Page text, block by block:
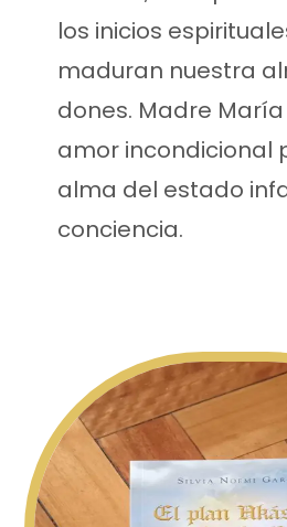
los inicios
maduran nuestra
dones. Madre
amor incondicional
alma del estado
conciencia.